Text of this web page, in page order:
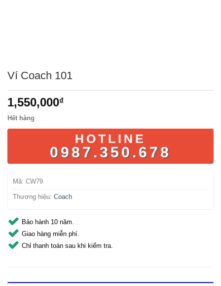
Ví Coach 101
1,550,000₫
Hết hàng
HOTLINE
0987.350.678
Mã: CW79
Thương hiệu: Coach
Bảo hành 10 năm.
Giao hàng miễn phí.
Chỉ thanh toán sau khi kiểm tra.